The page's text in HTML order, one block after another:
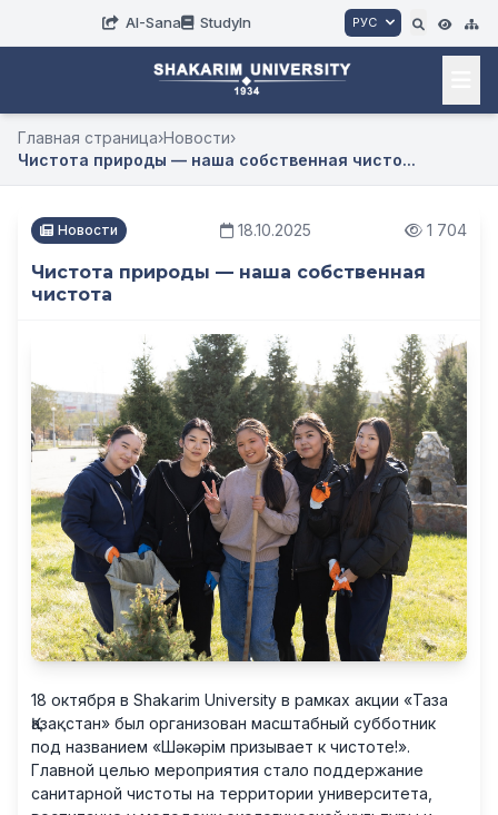
AI-Sana StudyIn РУС
Главная страница›Новости›
Чистота природы — наша собственная чисто...
Новости 18.10.2025 1 704
Чистота природы — наша собственная
чистота
18 октября в Shakarim University в рамках акции «Таза
Қазақстан» был организован масштабный субботник
под названием «Шәкәрім призывает к чистоте!».
Главной целью мероприятия стало поддержание
санитарной чистоты на территории университета,